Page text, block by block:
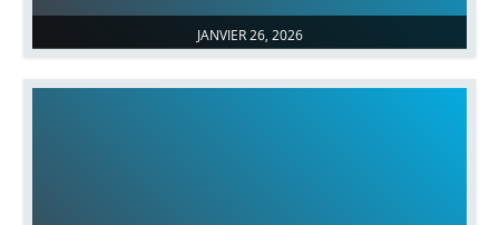
JANVIER 26, 2026